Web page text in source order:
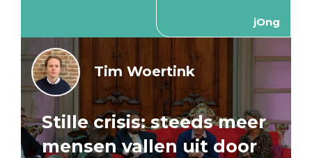
jOng
Tim Woertink
Stille crisis: steeds meer
mensen vallen uit door